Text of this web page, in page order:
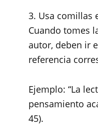
3. Usa comillas
Cuando tomes
autor, deben ir
referencia
Ejemplo: “La
pensamiento
45).